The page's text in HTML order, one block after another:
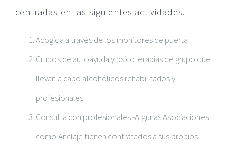
centradas en las siguientes actividades.
Acogida a través de los monitores de puerta
Grupos de autoayuda y psicoterapias de grupo que
llevan a cabo alcohólicos rehabilitados y
profesionales
Consulta con profesionales.-Algunas Asociaciones
como Anclaje tienen contratados a sus propios